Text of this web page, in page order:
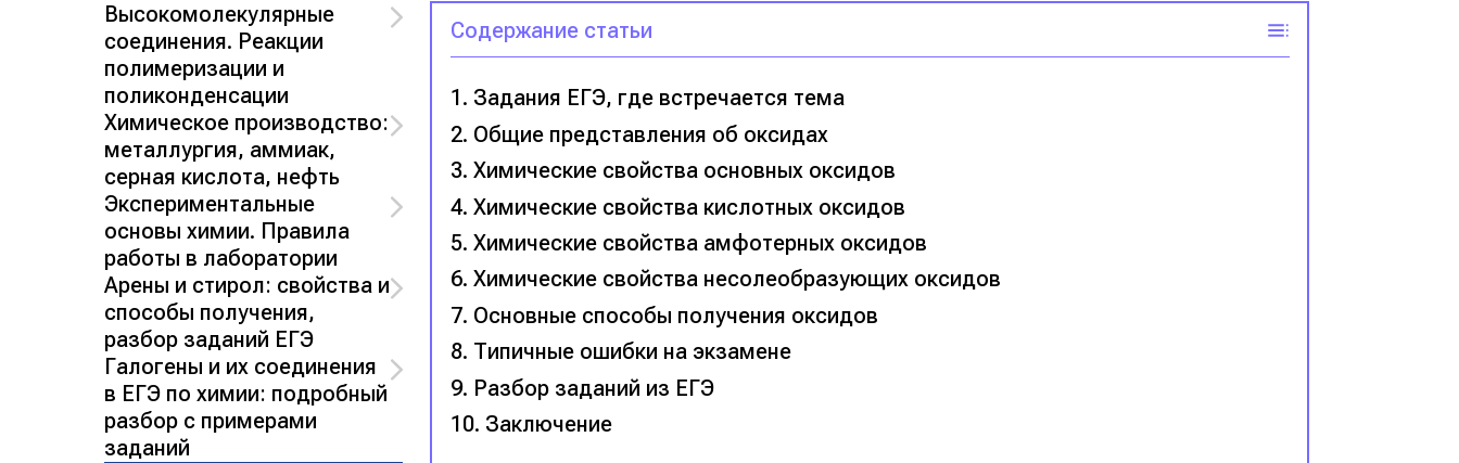
Высокомолекулярные
соединения. Реакции
полимеризации и
поликонденсации
Химическое производство:
металлургия, аммиак,
серная кислота, нефть
Экспериментальные
основы химии. Правила
работы в лаборатории
Арены и стирол: свойства и
способы получения,
разбор заданий ЕГЭ
Галогены и их соединения
в ЕГЭ по химии: подробный
разбор с примерами
заданий
Содержание статьи
Задания ЕГЭ, где встречается тема
Общие представления об оксидах
Химические свойства основных оксидов
Химические свойства кислотных оксидов
Химические свойства амфотерных оксидов
Химические свойства несолеобразующих оксидов
Основные способы получения оксидов
Типичные ошибки на экзамене
Разбор заданий из ЕГЭ
Заключение